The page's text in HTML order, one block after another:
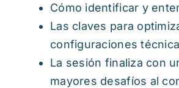
Cómo identificar y
Las claves para
configuraciones
La sesión finaliza con
mayores desafíos al